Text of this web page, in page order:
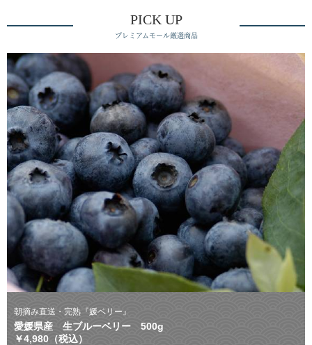
PICK UP
プレミアムモール厳選商品
朝摘み直送・完熟『媛ベリー』
愛媛県産 生ブルーベリー 500g
￥4,980（税込）